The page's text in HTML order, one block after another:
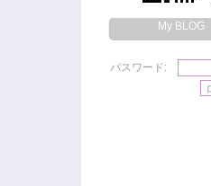
My BLOG
パスワード: